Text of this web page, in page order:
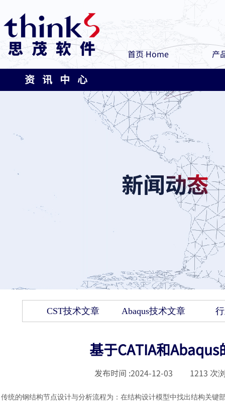
首页 Home 产
资 讯 中 心
CST技术文章 Abaqus技术文章
基于CATIA和
发布时间 :2024-12-03 1213 次
传统的钢结构节点设计与分析流程为：在结构设计模型中找出结构关